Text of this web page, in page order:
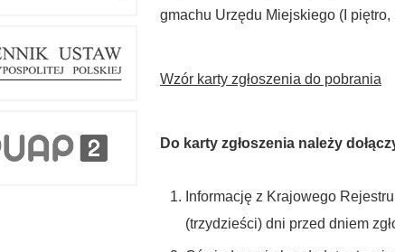
gmachu Urzędu Miejskiego (I
Wzór karty zgłoszenia do pobrania
Do karty zgłoszenia należy
Informację z Krajowego
(trzydzieści) dni przed dniem